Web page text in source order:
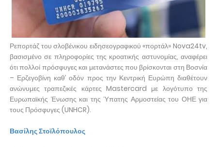
Ρεπορτάζ του σλοβένικου ειδησεογραφικού «πορτάλ» Nova24tv,
βασισμένο σε πληροφορίες της κροατικής αστυνομίας, αναφέρει
ότι πολλοί πρόσφυγες και μετανάστες που βρίσκονται στη Βοσνία
– Ερζεγοβίνη καθ’ οδόν προς την Κεντρική Ευρώπη διαθέτουν
ανώνυμες τραπεζικές κάρτες Mastercard με λογότυπο της
Ευρωπαϊκής Ένωσης και της Ύπατης Αρμοστείας του ΟΗΕ για
τους Πρόσφυγες (UNHCR).
Βασίλης Στοϊλόπουλος